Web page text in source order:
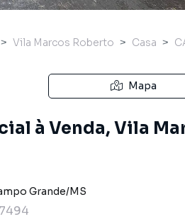
Vila Marcos Roberto Casa
Mapa
à Venda, Vila
Grande/MS